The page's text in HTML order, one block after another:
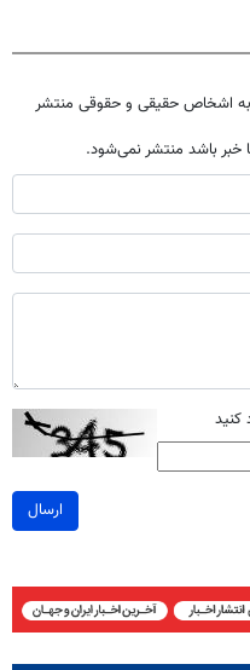
به اشخاص حقیقی و حقوقی منتشر
خبر باشد منتشر نمی‌شود.
کنید
ارسال